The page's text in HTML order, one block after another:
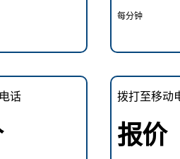
每分钟
话 拨打至移动
报价